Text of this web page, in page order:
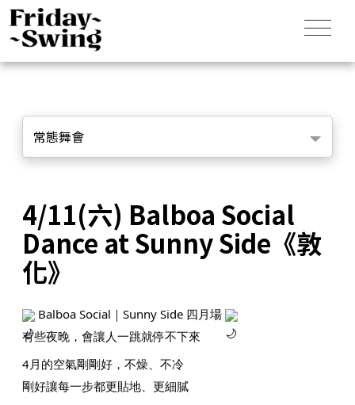
常態舞會
4/11(六) Balboa Social
Dance at Sunny Side《敦
化》
Balboa Social｜Sunny Side 四月場
有些夜晚，會讓人一跳就停不下來
4月的空氣剛剛好，不燥、不冷
剛好讓每一步都更貼地、更細膩